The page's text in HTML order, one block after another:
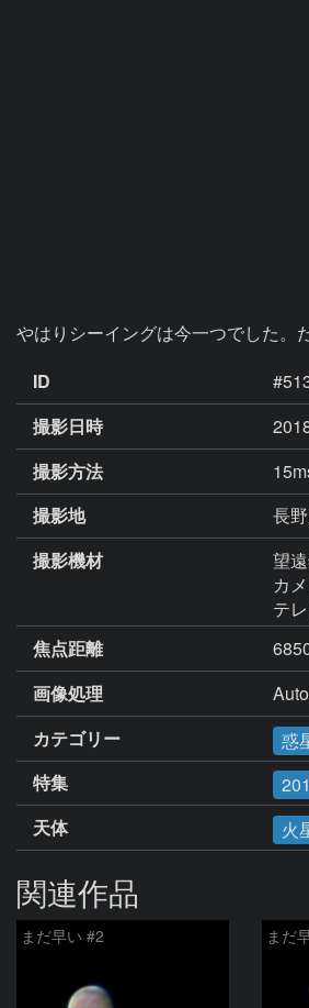
やはりシーイングは今一つでした。
ID
撮影日時
撮影方法
撮影地
長
撮影機材
望
カ
テ
焦点距離
画像処理
カテゴリー
惑
特集
天体
火
関連作品
まだ早い #2 まだ